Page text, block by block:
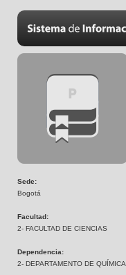
Sede:
Bogotá
Facultad:
2- FACULTAD DE CIENCIAS
Dependencia:
2- DEPARTAMENTO DE QUÍMICA